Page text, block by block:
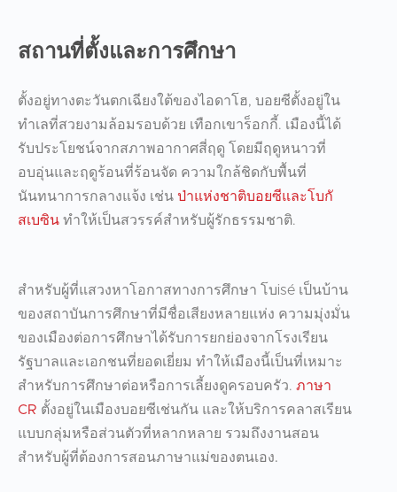
สถานที่ตั้งและการศึกษา
ตั้งอยู่ทางตะวันตกเฉียงใต้ของไอดาโฮ, บอยซีตั้งอยู่ใน
ทำเลที่สวยงามล้อมรอบด้วย เทือกเขาร็อกกี้. เมืองนี้ได้
รับประโยชน์จากสภาพอากาศสี่ฤดู โดยมีฤดูหนาวที่
อบอุ่นและฤดูร้อนที่ร้อนจัด ความใกล้ชิดกับพื้นที่
นันทนาการกลางแจ้ง เช่น ป่าแห่งชาติบอยซีและโบกั
สเบซิน ทำให้เป็นสวรรค์สำหรับผู้รักธรรมชาติ.
สำหรับผู้ที่แสวงหาโอกาสทางการศึกษา โบisé เป็นบ้าน
ของสถาบันการศึกษาที่มีชื่อเสียงหลายแห่ง ความมุ่งมั่น
ของเมืองต่อการศึกษาได้รับการยกย่องจากโรงเรียน
รัฐบาลและเอกชนที่ยอดเยี่ยม ทำให้เมืองนี้เป็นที่เหมาะ
สำหรับการศึกษาต่อหรือการเลี้ยงดูครอบครัว. ภาษา
CR ตั้งอยู่ในเมืองบอยซีเช่นกัน และให้บริการคลาสเรียน
แบบกลุ่มหรือส่วนตัวที่หลากหลาย รวมถึงงานสอน
สำหรับผู้ที่ต้องการสอนภาษาแม่ของตนเอง.